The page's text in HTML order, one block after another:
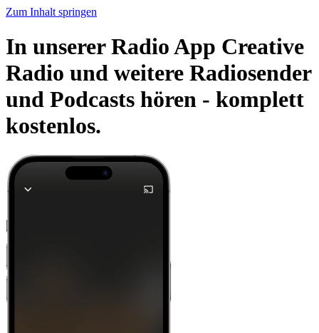
Zum Inhalt springen
In unserer Radio App Creative
Radio und weitere Radiosender
und Podcasts hören - komplett
kostenlos.